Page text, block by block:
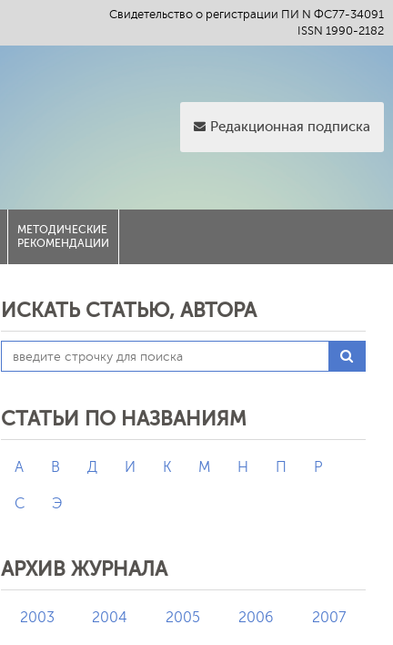
Свидетельство о регистрации ПИ N ФС77-34091
ISSN 1990-2182
Редакционная подписка
МЕТОДИЧЕСКИЕ
РЕКОМЕНДАЦИИ
ИСКАТЬ СТАТЬЮ, АВТОРА
СТАТЬИ ПО НАЗВАНИЯМ
А В Д И К М Н П Р
С Э
АРХИВ ЖУРНАЛА
2003 2004 2005 2006 2007